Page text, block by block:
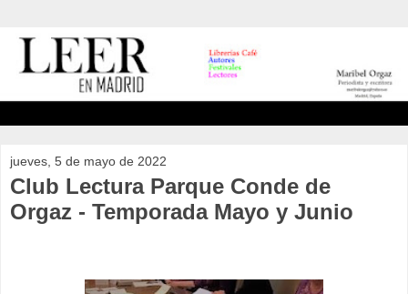
jueves, 5 de mayo de 2022
Club Lectura Parque Conde de
Orgaz - Temporada Mayo y Junio